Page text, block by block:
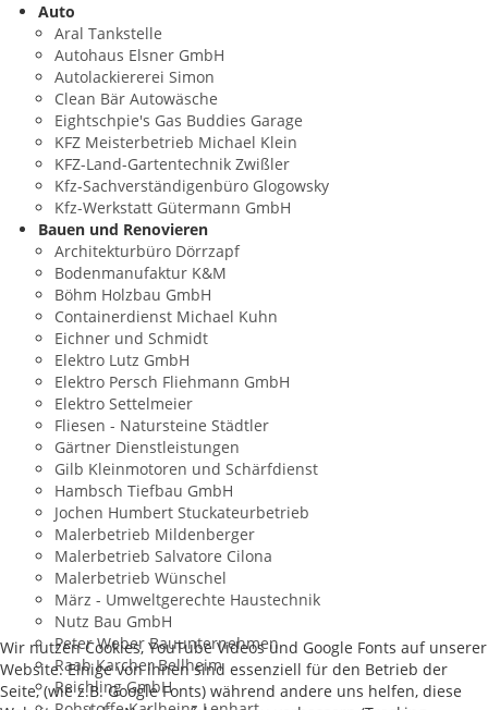
Auto
Aral Tankstelle
Autohaus Elsner GmbH
Autolackiererei Simon
Clean Bär Autowäsche
Eightschpie's Gas Buddies Garage
KFZ Meisterbetrieb Michael Klein
KFZ-Land-Gartentechnik Zwißler
Kfz-Sachverständigenbüro Glogowsky
Kfz-Werkstatt Gütermann GmbH
Bauen und Renovieren
Architekturbüro Dörrzapf
Bodenmanufaktur K&M
Böhm Holzbau GmbH
Containerdienst Michael Kuhn
Eichner und Schmidt
Elektro Lutz GmbH
Elektro Persch Fliehmann GmbH
Elektro Settelmeier
Fliesen - Natursteine Städtler
Gärtner Dienstleistungen
Gilb Kleinmotoren und Schärfdienst
Hambsch Tiefbau GmbH
Jochen Humbert Stuckateurbetrieb
Malerbetrieb Mildenberger
Malerbetrieb Salvatore Cilona
Malerbetrieb Wünschel
März - Umweltgerechte Haustechnik
Nutz Bau GmbH
Peter Weber Bauunternehmen
Raab Karcher Bellheim
Reichling GmbH
Wir nutzen Cookies, YouTube Videos und Google Fonts auf unserer
Website. Einige von ihnen sind essenziell für den Betrieb der
Seite, (wie z.B. Google Fonts) während andere uns helfen, diese